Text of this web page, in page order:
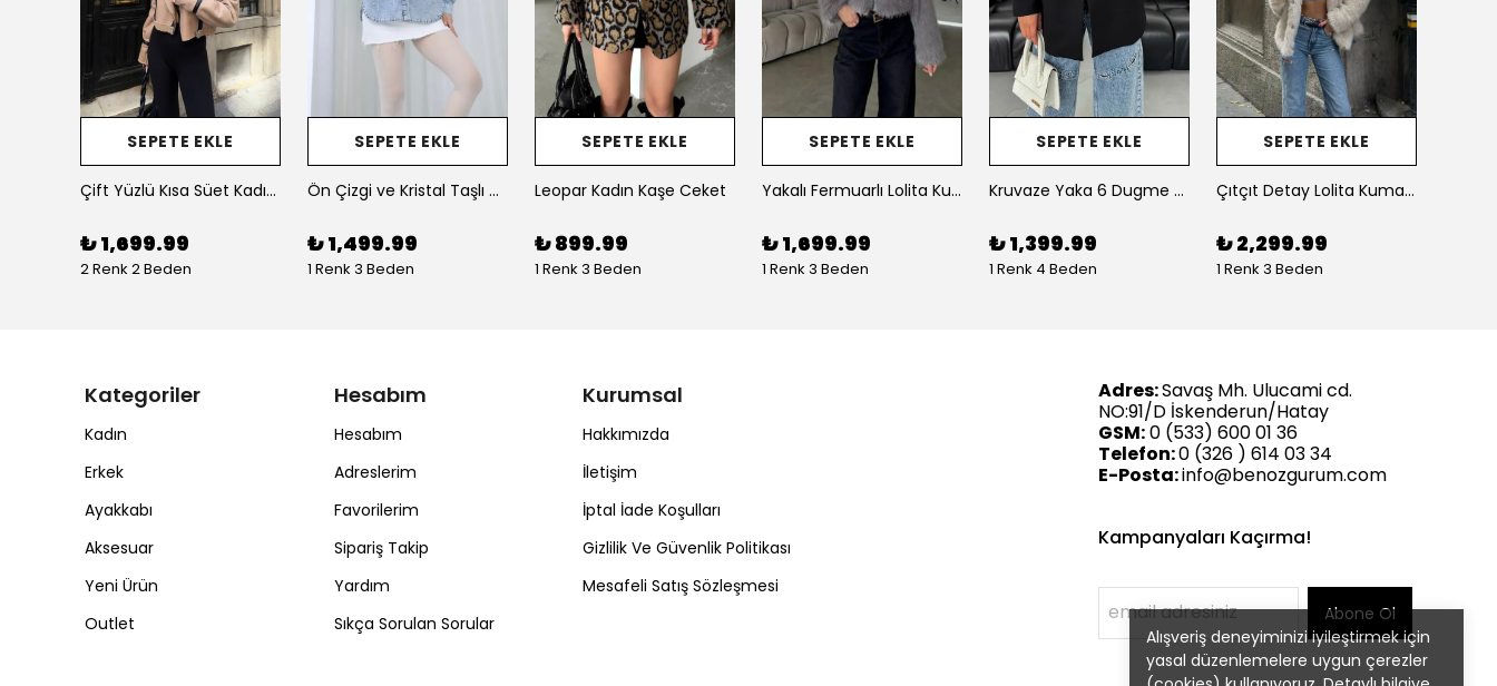
Alışveriş deneyiminizi iyileştirmek için
yasal düzenlemelere uygun çerezler
SEPETE EKLE
Çift Yüzlü Kısa Süet Kadın Deri Ceket
₺ 1,699.99
2 Renk 2 Beden
SEPETE EKLE
Ön Çizgi ve Kristal Taşlı Çıtçıtlı Kadın Oversize Jean Ceket
₺ 1,499.99
1 Renk 3 Beden
SEPETE EKLE
Leopar Kadın Kaşe Ceket
₺ 899.99
1 Renk 3 Beden
SEPETE EKLE
Yakalı Fermuarlı Lolita Kumaş Kadın Kürk Ceket
₺ 1,699.99
1 Renk 3 Beden
SEPETE EKLE
Kruvaze Yaka 6 Dugme Kadın Ceket
₺ 1,399.99
1 Renk 4 Beden
SEPETE EKLE
Çıtçıt Detay Lolita Kumaş Kadın Kürk Ceket
₺ 2,299.99
1 Renk 3 Beden
Kategoriler
Kadın
Erkek
Ayakkabı
Aksesuar
Yeni Ürün
Outlet
Hesabım
Hesabım
Adreslerim
Favorilerim
Sipariş Takip
Yardım
Sıkça Sorulan Sorular
Kurumsal
Hakkımızda
İletişim
İptal İade Koşulları
Gizlilik Ve Güvenlik Politikası
Mesafeli Satış Sözleşmesi
Adres:Savaş Mh. Ulucami cd.
NO:91/D İskenderun/Hatay
GSM:0 (533) 600 01 36
Telefon:0 (326 ) 614 03 34
E-Posta:info@benozgurum.com
Kampanyaları Kaçırma!
Abone Ol